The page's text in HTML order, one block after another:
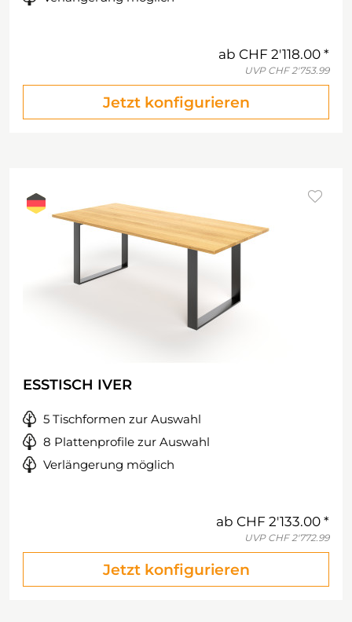
ab CHF 2'118.00
UVP CHF 2'753.99
Jetzt konfigurieren
ESSTISCH IVER
5 Tischformen zur Auswahl
8 Plattenprofile zur Auswahl
Verlängerung möglich
ab CHF 2'133.00
UVP CHF 2'772.99
Jetzt konfigurieren